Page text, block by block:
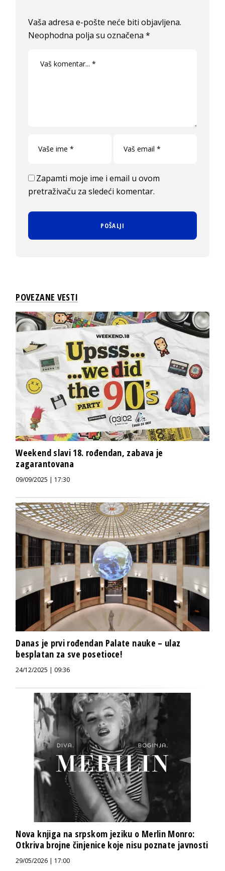
Vaša adresa e-pošte neće biti objavljena.
Neophodna polja su označena*
Zapamti moje ime i email u ovom
pretraživaču za sledeći komentar.
POVEZANE VESTI
Weekend slavi 18. rođendan, zabava je
zagarantovana
09/09/2025 | 17:30
Danas je prvi rođendan Palate nauke – ulaz
besplatan za sve posetioce!
24/12/2025 | 09:36
Nova knjiga na srpskom jeziku o Merlin Monro:
Otkriva brojne činjenice koje nisu poznate javnosti
29/05/2026 | 17:00